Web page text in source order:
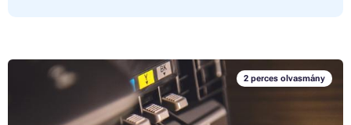
2 perces olvasmány